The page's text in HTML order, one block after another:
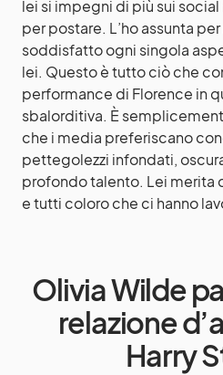
lei si impegni di più sui social
per postare. L’ho assunta
soddisfatto ogni singola
lei. Questo è tutto ciò che
performance di Florence in
sbalorditiva. È
che i media preferiscano
pettegolezzi infondati,
profondo talento. Lei merita
e tutti coloro che ci hanno
Olivia Wilde
relazione
Harry